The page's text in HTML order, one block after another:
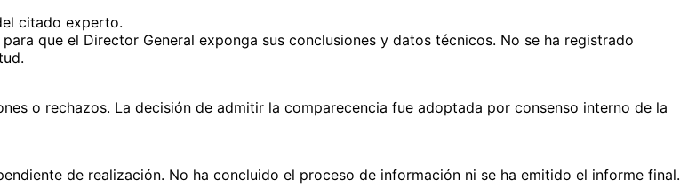
citado experto.
que el Director General exponga sus conclusiones y datos técnicos. No se ha registrado
o rechazos. La decisión de admitir la comparecencia fue adoptada por consenso interno de la
de realización. No ha concluido el proceso de información ni se ha emitido el informe final.